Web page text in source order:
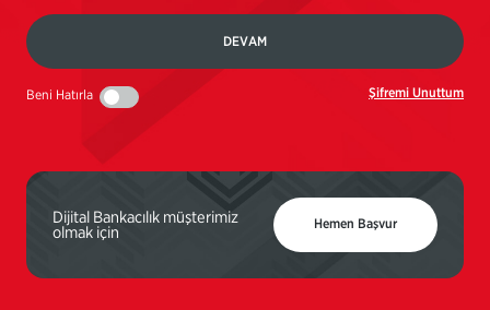
DEVAM
Beni Hatırla Şifremi Unuttum
Dijital Bankacılık müşterimiz
olmak için Hemen Başvur